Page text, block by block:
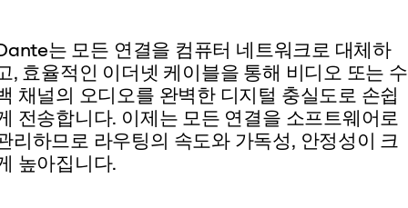
는 모든 연결을 컴퓨터 네트워크로 대체하
, 효율적인 이더넷 케이블을 통해 비디오 또는 수
채널의 오디오를 완벽한 디지털 충실도로 손쉽
전송합니다. 이제는 모든 연결을 소프트웨어로
리하므로 라우팅의 속도와 가독성, 안정성이 크
높아집니다.